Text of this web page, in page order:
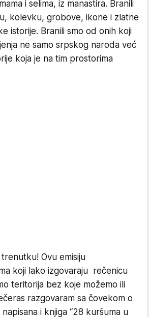
i selima, iz manastira. Branili
kolevku, grobove, ikone i zlatne
istorije. Branili smo od onih koji
ne samo srpskog naroda već
koja je na tim prostorima
Ovu emisiju
koji lako izgovaraju rečenicu
teritorija bez koje možemo ili
razgovaram sa čovekom o
i knjiga “28 kuršuma u